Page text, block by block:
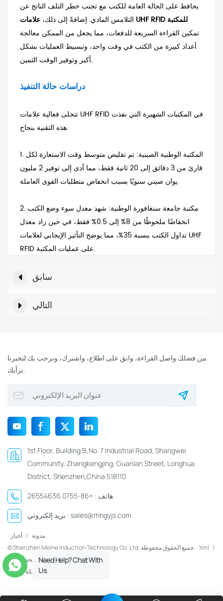
يحافظ على الحالة العامة للكتب مع تجنب خطر التلف الناتج عن
التلامس المادي. إضافةً إلى ذلك،
علامات UHF RFID للمكتبة
تمكين القراءة السريعة للدفعات، مما يجعل من الممكن معالجة
أعداد كبيرة من الكتب في وقت واحد، وتبسيط العمليات بشكل
أكبر وتوفير الوقت الثمين.
دراسات حالة التنفيذ
تتجلى فعالية علامات UHF RFID في المكتبات الشهيرة التي نفذت
هذه التقنية بنجاح.
1. المكتبة الوطنية الصينية: تم تقليص متوسط ​​وقت الاستعارة لكل
قارئ من 3 دقائق إلى 20 ثانية فقط، مما أدى إلى توفير 2 مليون
يوان صيني سنويًا بسبب انخفاض متطلبات القوى العاملة.
2. مكتبة جامعة سنغافورة الوطنية: شهد معدل سوء وضع الكتب
انخفاضًا ملحوظًا من 8% إلى 0.5% فقط، في حين زاد معدل
تداول الكتب بنسبة 35%، مما يوضح التأثير الإيجابي لعلامات UHF
RFID على عمليات المكتبة.
سابق
التالي
من فضلك واصل القراءة، وابق على اطلاع، واشترك، ونرحب بك لتخبرنا
برأيك.
1st Floor, Building B,No. 7 Industrial Road, Shangwei
Community, Zhangkengjing, Guanlan Street, Longhua
District, Shenzhen,China 518110
هاتف : +86-0755 26554636
بريد إلكتروني : sales@mhgyjs.com
مدونة | أخبار
© Shenzhen Meihe Induction Technology Co. Ltd. جميع الحقوق محفوظة. Xml |
سياسة الخصوصيةNeed Help? Chat With
Us